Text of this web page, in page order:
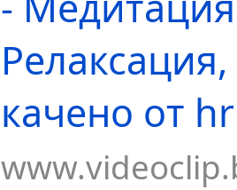
качено от